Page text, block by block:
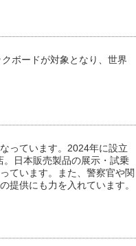
ボードが対象となり、世界
っています。2024年に設立
。日本販売製品の展示・試乗
ています。また、警察官や関
提供にも力を入れています。